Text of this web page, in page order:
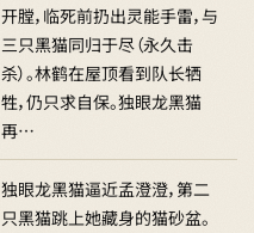
开膛，临死前扔出灵能手雷，与
三只黑猫同归于尽（永久击
杀）。林鹤在屋顶看到队长牺
牲，仍只求自保。独眼龙黑猫
再…
独眼龙黑猫逼近孟澄澄，第二
只黑猫跳上她藏身的猫砂盆。